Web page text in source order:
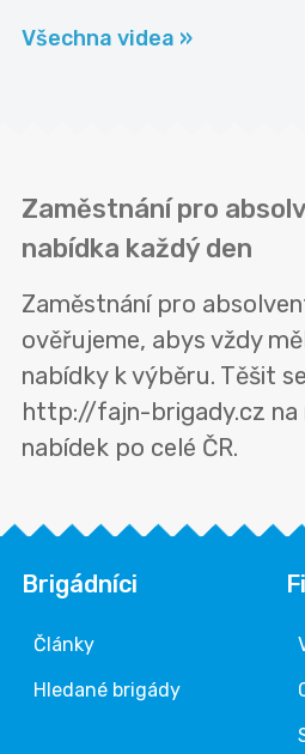
Všechna videa »
Zaměstnání pro
nabídka každý den
Zaměstnání pro
ověřujeme, abys vždy
nabídky k výběru. Těšit
http://fajn-brigady.cz na
nabídek po celé ČR.
Brigádníci
Články
Hledané brigády